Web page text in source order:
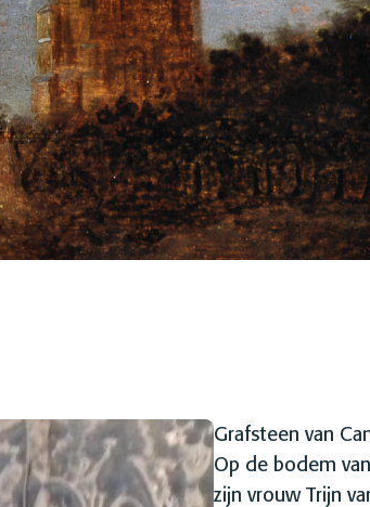
Grafsteen van
Op de bodem
zijn vrouw Trijn